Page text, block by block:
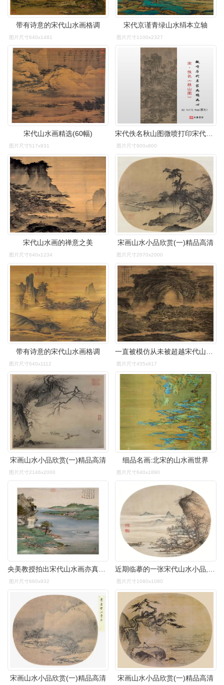
带有诗意的宋代山水画格调
图片尺寸640x1481
宋代京谨青绿山水绢本立轴
图片尺寸1100x2327
宋代山水画精选(60幅)
图片尺寸517x931
宋代佚名秋山图微喷打印宋代山水画临摹画稿复制画心学习参考大图
图片尺寸800x800
宋代山水画的禅意之美
图片尺寸640x1234
宋画山水小品欣赏(一)精品高清
图片尺寸2070x2000
带有诗意的宋代山水画格调
图片尺寸640x1112 图片尺寸455x917
宋画山水小品欣赏(一)精品高清
图片尺寸2146x2000
细品名画:北宋的山水画世界
图片尺寸640x1890
图片尺寸660x932 图片尺寸1080x1080
宋画山水小品欣赏(一)精品高清 宋画山水小品欣赏(一)精品高清